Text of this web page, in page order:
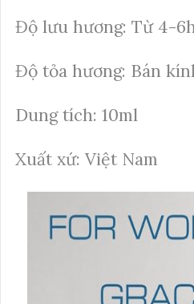
Độ lưu hương: Từ 4-
Độ tỏa hương: Bán
Dung tích: 10ml
Xuất xứ: Việt Nam